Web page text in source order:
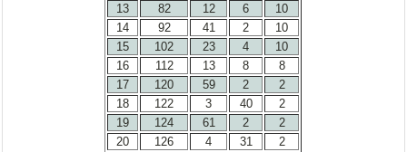
13
82 12 6
10
14
92 41 2
10
15
102 23 4
10
16
112 13 8
8
17
120 59 2
2
18
122 3 40
2
19
124 61 2
2
20
126 4 31
2